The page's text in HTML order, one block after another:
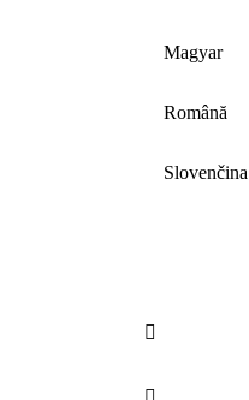
Magyar
Română
Slovenčina
